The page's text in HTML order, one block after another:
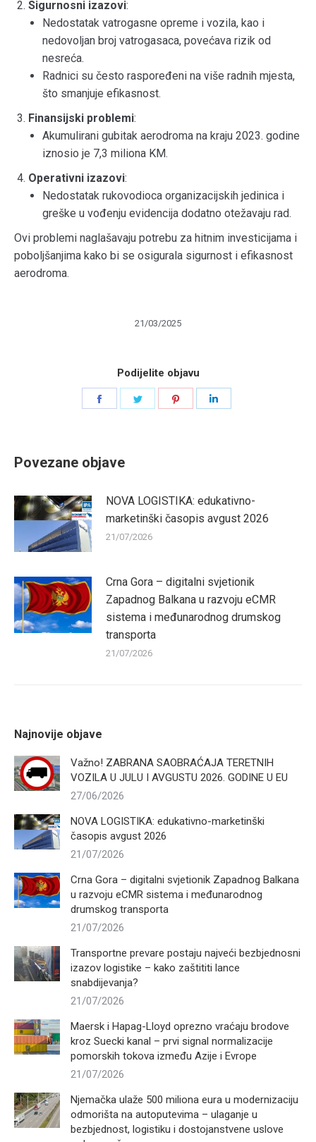
Sigurnosni izazovi:
Nedostatak vatrogasne opreme i vozila, kao i
nedovoljan broj vatrogasaca, povećava rizik od
nesreća.
Radnici su često raspoređeni na više radnih mjesta,
što smanjuje efikasnost.
Finansijski problemi:
Akumulirani gubitak aerodroma na kraju 2023. godine
iznosio je 7,3 miliona KM.
Operativni izazovi:
Nedostatak rukovodioca organizacijskih jedinica i
greške u vođenju evidencija dodatno otežavaju rad.
Ovi problemi naglašavaju potrebu za hitnim investicijama i
poboljšanjima kako bi se osigurala sigurnost i efikasnost
aerodroma.
21/03/2025
Podijelite objavu
Povezane objave
NOVA LOGISTIKA: edukativno-
marketinški časopis avgust 2026
21/07/2026
Crna Gora – digitalni svjetionik
Zapadnog Balkana u razvoju eCMR
sistema i međunarodnog drumskog
transporta
21/07/2026
Najnovije objave
Važno! ZABRANA SAOBRAĆAJA TERETNIH
VOZILA U JULU I AVGUSTU 2026. GODINE U EU
27/06/2026
NOVA LOGISTIKA: edukativno-marketinški
časopis avgust 2026
21/07/2026
Crna Gora – digitalni svjetionik Zapadnog Balkana
u razvoju eCMR sistema i međunarodnog
drumskog transporta
21/07/2026
Transportne prevare postaju najveći bezbjednosni
izazov logistike – kako zaštititi lance
snabdijevanja?
21/07/2026
Maersk i Hapag-Lloyd oprezno vraćaju brodove
kroz Suecki kanal – prvi signal normalizacije
pomorskih tokova između Azije i Evrope
21/07/2026
Njemačka ulaže 500 miliona eura u modernizaciju
odmorišta na autoputevima – ulaganje u
bezbjednost, logistiku i dostojanstvene uslove